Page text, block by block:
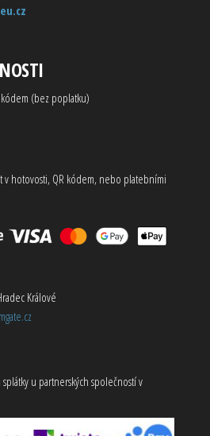
(bez poplatku)
hotovosti, QR kódem, nebo platebními
Králové
u partnerských společností v